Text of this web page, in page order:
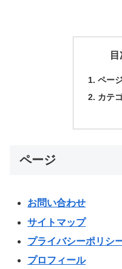
ペー
カテ
ページ
お問い合わせ
サイトマップ
プライバシーポリシ
プロフィール